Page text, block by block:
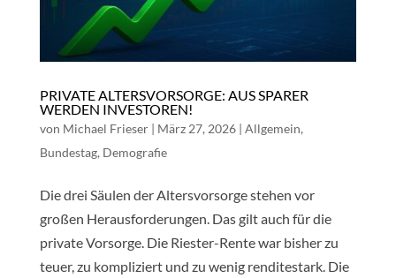
PRIVATE ALTERSVORSORGE: AUS SPARER
WERDEN INVESTOREN!
von Michael Frieser| März 27, 2026| Allgemein,
Bundestag, Demografie
Die drei Säulen der Altersvorsorge stehen vor
großen Herausforderungen. Das gilt auch für die
private Vorsorge. Die Riester-Rente war bisher zu
teuer, zu kompliziert und zu wenig renditestark. Die